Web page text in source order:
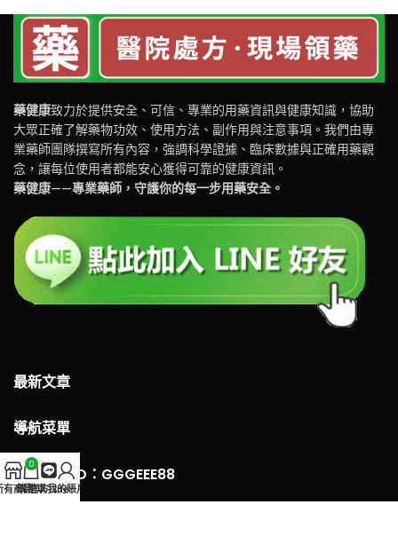
藥健康致力於提供安全、可信、專業的用藥資訊與健康知識，協助
大眾正確了解藥物功效、使用方法、副作用與注意事項。我們由專
業藥師團隊撰寫所有內容，強調科學證據、臨床數據與正確用藥觀
念，讓每位使用者都能安心獲得可靠的健康資訊。
藥健康——專業藥師，守護你的每一步用藥安全。
最新文章
導航菜單
LINE 客服ID：GGGEEE88
有商品
0
購物車官方Line
我的賬戶